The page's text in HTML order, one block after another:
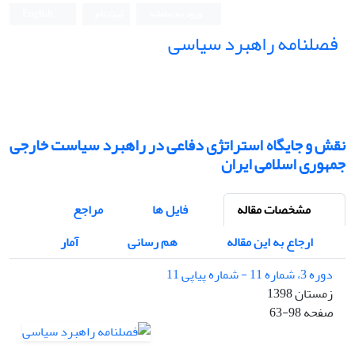
فصلنامه راهبرد سیاسی
نقش و جایگاه استراتژی دفاعی در راهبرد سیاست خارجی
جمهوری اسلامی ایران
مشخصات مقاله فایل ها
مراجع
ارجاع به این مقاله
هم رسانی
آمار
دوره 3، شماره 11 - شماره پیاپی 11
زمستان 1398
صفحه63-98